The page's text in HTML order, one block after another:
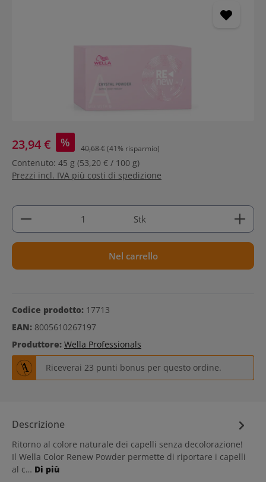
23,94 € % 40,68 €(41% risparmio)
Contenuto: 45 g (53,20 € / 100 g)
Prezzi incl. IVA più costi di spedizione
Quantità del prodotto: inserisci la quantità
Stk
Nel carrello
Codice prodotto: 17713
EAN: 8005610267197
Produttore: Wella Professionals
Riceverai 23 punti bonus per questo ordine.
Descrizione
Ritorno al colore naturale dei capelli senza decolorazione!
Il Wella Color Renew Powder permette di riportare i capelli
al c… Di più